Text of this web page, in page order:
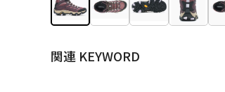
関連 KEYWORD